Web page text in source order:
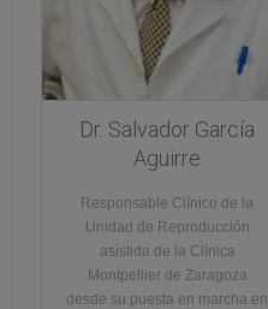
Dr. Salvador García
Aguirre
Responsable Clínico de la
Unidad de Reproducción
asistida de la Clínica
Montpellier de Zaragoza
desde su puesta en marcha en